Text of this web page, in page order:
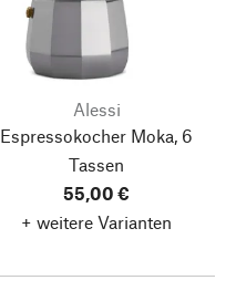
Alessi
Espressokocher Moka, 6
Tassen
55,00 €
+ weitere Varianten